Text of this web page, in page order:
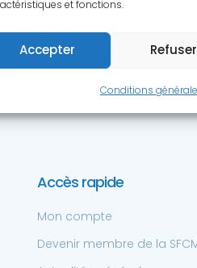
et fonctions.
Accepter Refuser
Conditions
Accès rapide
Mon compte
Devenir membre de la